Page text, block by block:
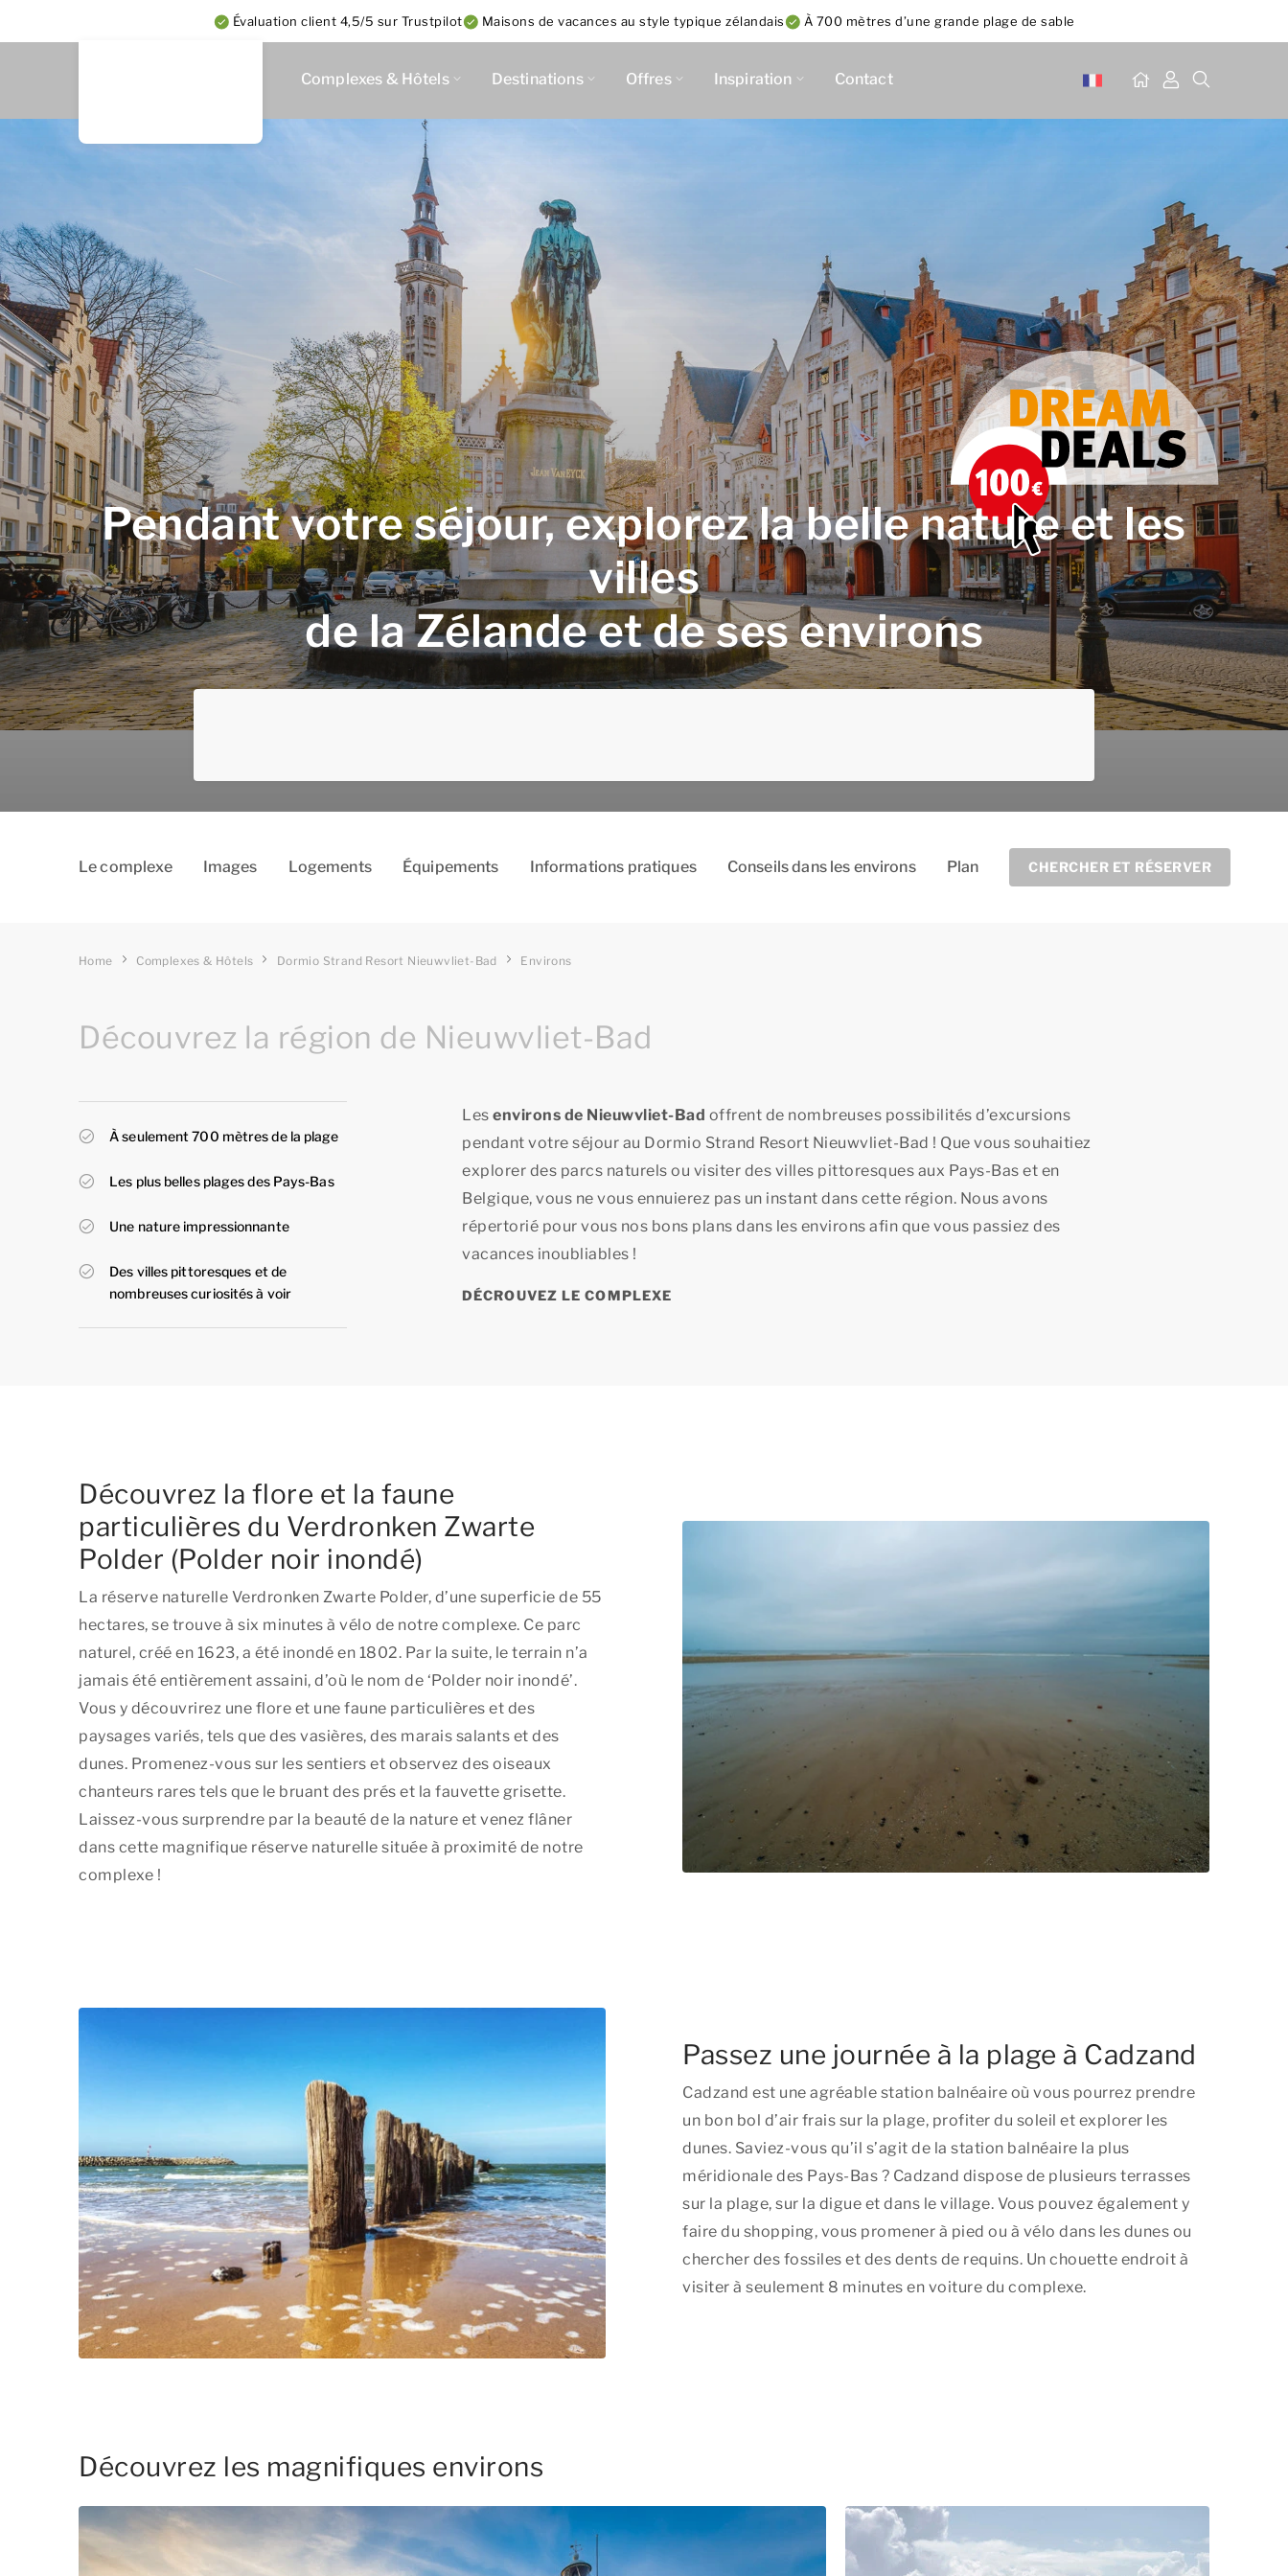
Évaluation client 4,5/5 sur Trustpilot Maisons de vacances au style typique zélandais À 700 mètres d’une grande plage de sable
Complexes & Hôtels Destinations Offres Inspiration Contact
Pendant votre séjour, explorez la belle nature et les
villes
de la Zélande et de ses environs
Le complexe Images Logements Équipements Informations pratiques Conseils dans les environs Plan CHERCHER ET RÉSERVER
Home Complexes & Hôtels Dormio Strand Resort Nieuwvliet-Bad Environs
Découvrez la région de Nieuwvliet-Bad
À seulement 700 mètres de la plage
Les plus belles plages des Pays-Bas
Une nature impressionnante
Des villes pittoresques et de
nombreuses curiosités à voir
Les environs de Nieuwvliet-Bad offrent de nombreuses possibilités d’excursions
pendant votre séjour au Dormio Strand Resort Nieuwvliet-Bad ! Que vous souhaitiez
explorer des parcs naturels ou visiter des villes pittoresques aux Pays-Bas et en
Belgique, vous ne vous ennuierez pas un instant dans cette région. Nous avons
répertorié pour vous nos bons plans dans les environs afin que vous passiez des
vacances inoubliables !
DÉCROUVEZ LE COMPLEXE
Découvrez la flore et la faune
particulières du Verdronken Zwarte
Polder (Polder noir inondé)
La réserve naturelle Verdronken Zwarte Polder, d’une superficie de 55
hectares, se trouve à six minutes à vélo de notre complexe. Ce parc
naturel, créé en 1623, a été inondé en 1802. Par la suite, le terrain n’a
jamais été entièrement assaini, d’où le nom de ‘Polder noir inondé’.
Vous y découvrirez une flore et une faune particulières et des
paysages variés, tels que des vasières, des marais salants et des
dunes. Promenez-vous sur les sentiers et observez des oiseaux
chanteurs rares tels que le bruant des prés et la fauvette grisette.
Laissez-vous surprendre par la beauté de la nature et venez flâner
dans cette magnifique réserve naturelle située à proximité de notre
complexe !
Passez une journée à la plage à Cadzand
Cadzand est une agréable station balnéaire où vous pourrez prendre
un bon bol d’air frais sur la plage, profiter du soleil et explorer les
dunes. Saviez-vous qu’il s’agit de la station balnéaire la plus
méridionale des Pays-Bas ? Cadzand dispose de plusieurs terrasses
sur la plage, sur la digue et dans le village. Vous pouvez également y
faire du shopping, vous promener à pied ou à vélo dans les dunes ou
chercher des fossiles et des dents de requins. Un chouette endroit à
visiter à seulement 8 minutes en voiture du complexe.
Découvrez les magnifiques environs